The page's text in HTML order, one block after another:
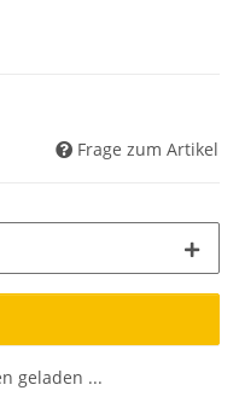
Frage zum Artikel
geladen ...